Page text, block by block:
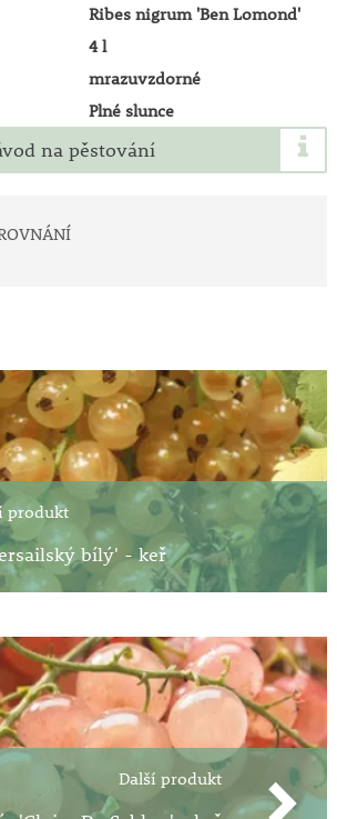
Ribes nigrum 'Ben Lomond'
4 l
mrazuvzdorné
Plné slunce
na pěstování
produkt
bílý' - keř
Další produkt